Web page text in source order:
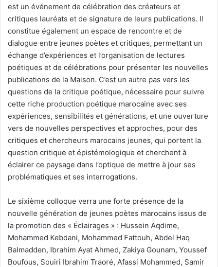
est un événement de célébration des créateurs et
critiques lauréats et de signature de leurs publications. Il
constitue également un espace de rencontre et de
dialogue entre jeunes poètes et critiques, permettant un
échange d’expériences et l’organisation de lectures
poétiques et de célébrations pour présenter les nouvelles
publications de la Maison. C’est un autre pas vers les
questions de la critique poétique, nécessaire pour suivre
cette riche production poétique marocaine avec ses
expériences, sensibilités et générations, et une ouverture
vers de nouvelles perspectives et approches, pour des
critiques et chercheurs marocains jeunes, qui portent la
question critique et épistémologique et cherchent à
éclairer ce paysage dans l’optique de mettre à jour ses
problématiques et ses interrogations.
Le sixième colloque verra une forte présence de la
nouvelle génération de jeunes poètes marocains issus de
la promotion des « Éclairages » : Hussein Aqdime,
Mohammed Kebdani, Mohammed Fattouh, Abdel Haq
Balmadden, Ibrahim Ayat Ahmed, Zakiya Gounam, Youssef
Boufous, Souiri Ibrahim Traoré, Afassi Mohammed, Samir